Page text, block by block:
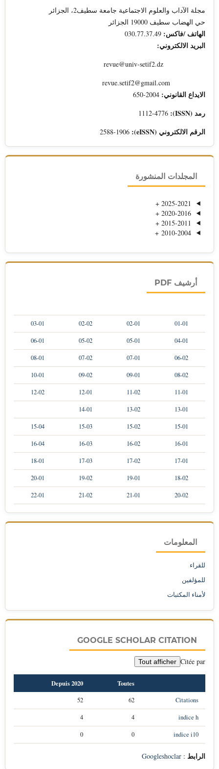
مجلة الآداب والعلوم الاجتماعية جامعة سطيف2، الجزائر
حي الهضاب سطيف 19000 الجزائر
الهاتف /فاكس:
البريد الالكتروني:
الايداع القانوني:
رمد (ISSN):
الرقم الالكتروني (eISSN):
المجلدات المنشورة
+
2020-2016
+
+
2010-2004
+
أرشيف PDF
01-01
02-01
02-02
03-01
04-01
05-01
05-02
06-01
06-02
07-01
07-02
08-01
08-02
09-01
09-02
10-01
11-01
11-02
12-01
12-02
13-01
13-02
14-01
15-01
15-02
15-03
15-04
16-01
16-02
16-03
16-04
17-01
17-02
17-03
18-01
18-02
19-01
19-02
20-01
20-02
21-01
21-02
22-01
المعلومات
للقراء
للمؤلفين
لأمناء المكتبات
GOOGLE SCHOLAR CITATION
Citée par
Tout afficher
Toutes
Depuis 2020
Citations
62
52
indice h
4
4
indice i10
0
0
الرابط :
Googleshoclar